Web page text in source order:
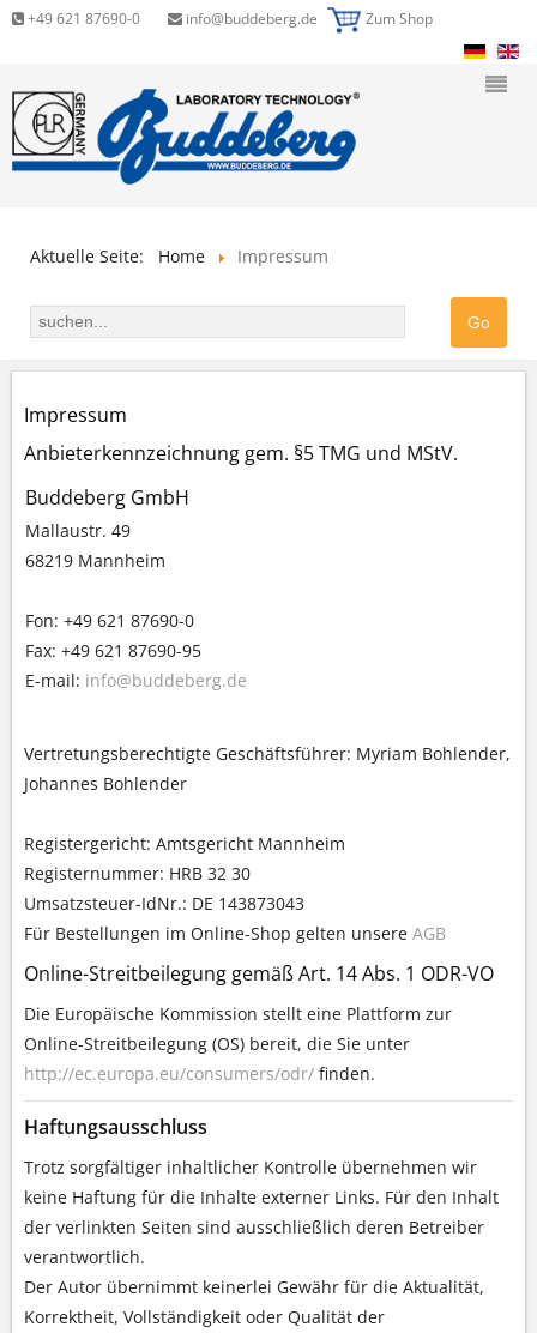
+49 621 87690-0 info@buddeberg.de Zum Shop
Aktuelle Seite: Home Impressum
Impressum
Anbieterkennzeichnung gem. §5 TMG und MStV.
Buddeberg GmbH
Mallaustr. 49
68219 Mannheim
Fon: +49 621 87690-0
Fax: +49 621 87690-95
E-mail: info@buddeberg.de
Vertretungsberechtigte Geschäftsführer: Myriam Bohlender,
Johannes Bohlender
Registergericht: Amtsgericht Mannheim
Registernummer: HRB 32 30
Umsatzsteuer-IdNr.: DE 143873043
Für Bestellungen im Online-Shop gelten unsere AGB
Online-Streitbeilegung gemäß Art. 14 Abs. 1 ODR-VO
Die Europäische Kommission stellt eine Plattform zur
Online-Streitbeilegung (OS) bereit, die Sie unter
http://ec.europa.eu/consumers/odr/ finden.
Haftungsausschluss
Trotz sorgfältiger inhaltlicher Kontrolle übernehmen wir
keine Haftung für die Inhalte externer Links. Für den Inhalt
der verlinkten Seiten sind ausschließlich deren Betreiber
verantwortlich.
Der Autor übernimmt keinerlei Gewähr für die Aktualität,
Korrektheit, Vollständigkeit oder Qualität der